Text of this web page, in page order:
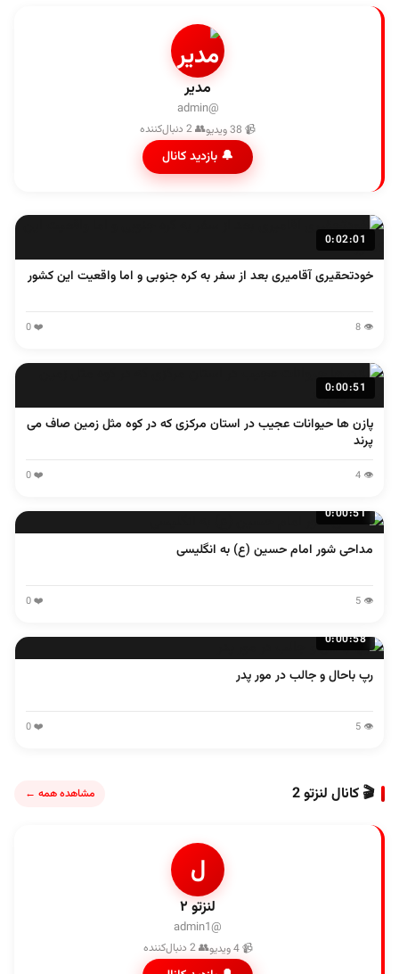
مدیر
@admin
📹 38 ویدیو 👥 2 دنبال‌کننده
🔔 بازدید کانال
0:02:01
خودتحقیری آقامیری بعد از سفر به کره جنوبی و اما واقعیت این کشور
👁️ 8
❤️ 0
0:00:51
پازن ها حیوانات عجیب در استان مرکزی که در کوه مثل زمین صاف می
پرند
👁️ 4
❤️ 0
0:00:51
مداحی شور امام حسین (ع) به انگلیسی
👁️ 5
❤️ 0
0:00:58
رپ باحال و جالب در مور پدر
👁️ 5
❤️ 0
🎬 کانال لنزتو 2 مشاهده همه ←
ل
لنزتو ۲
@admin1
📹 4 ویدیو 👥 2 دنبال‌کننده